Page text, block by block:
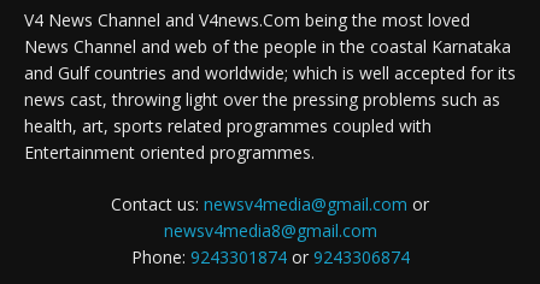
V4 News Channel and V4news.Com being the most loved
News Channel and web of the people in the coastal Karnataka
and Gulf countries and worldwide; which is well accepted for its
news cast, throwing light over the pressing problems such as
health, art, sports related programmes coupled with
Entertainment oriented programmes.
Contact us: newsv4media@gmail.com or
newsv4media8@gmail.com
Phone: 9243301874or 9243306874